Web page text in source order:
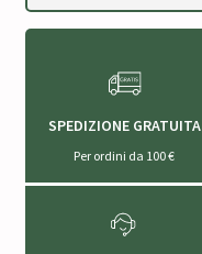
SPEDIZIONE GRATUITA
Per ordini da 100 €